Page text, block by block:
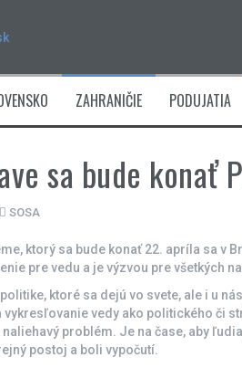
ZAHRANIČIE PODUJATIA
sa bude konať
SOSA
ktorý sa bude konať 22. apríla sa v
pre vedu a je výzvou pre všetkých
ktoré sa dejú vo svete, ale i u
vykresľovanie vedy ako politického či
naliehavý problém. Je na čase, aby
postoj a boli vypočutí.